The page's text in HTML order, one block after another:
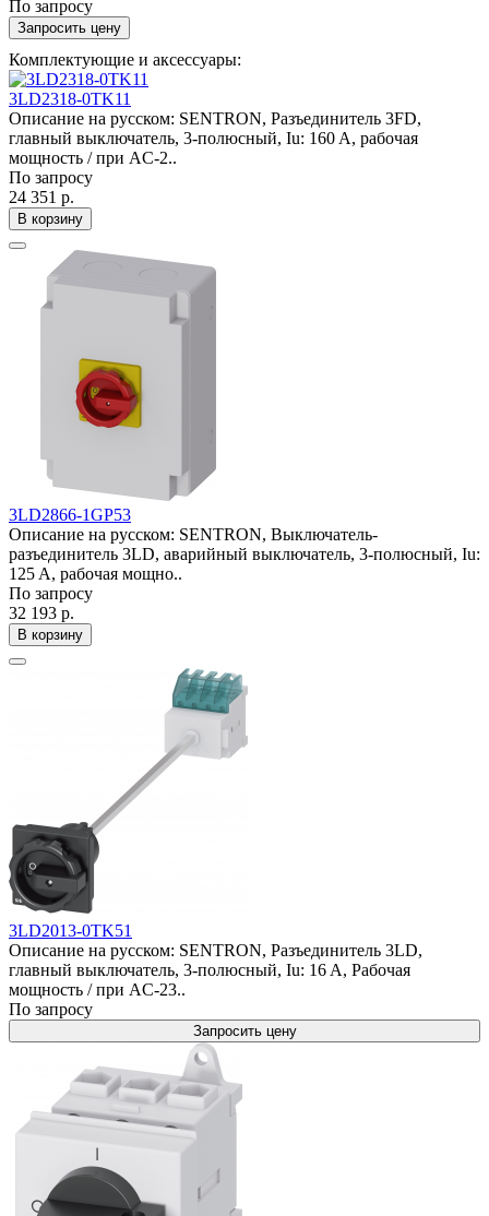
По запросу
Запросить цену
Комплектующие и аксессуары:
3LD2318-0TK11
Описание на русском: SENTRON, Разъединитель 3FD,
главный выключатель, 3-полюсный, Iu: 160 A, рабочая
мощность / при AC-2..
По запросу
24 351 р.
В корзину
3LD2866-1GP53
Описание на русском: SENTRON, Выключатель-
разъединитель 3LD, аварийный выключатель, 3-полюсный, Iu:
125 A, рабочая мощно..
По запросу
32 193 р.
В корзину
3LD2013-0TK51
Описание на русском: SENTRON, Разъединитель 3LD,
главный выключатель, 3-полюсный, Iu: 16 A, Рабочая
мощность / при AC-23..
По запросу
Запросить цену